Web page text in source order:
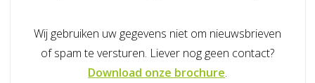
Wij gebruiken uw gegevens niet om nieuwsbrieven
of spam te versturen. Liever nog geen contact?
Download onze brochure.